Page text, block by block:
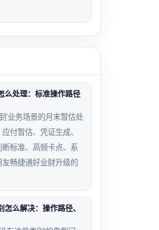
么处理：标准操作路径
’业务场景的月末暂估处
付暂估、凭证生成、
标准、高频卡点、系
畅捷通好业财升级的
么解决：操作路径、